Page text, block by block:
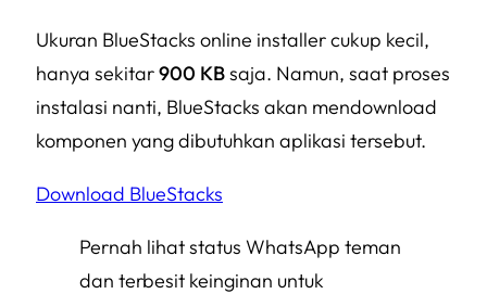
Ukuran BlueStacks online installer cukup kecil,
hanya sekitar900 KBsaja. Namun, saat proses
instalasi nanti, BlueStacks akan mendownload
komponen yang dibutuhkan aplikasi tersebut.
Download BlueStacks
Pernah lihat status WhatsApp teman
dan terbesit keinginan untuk